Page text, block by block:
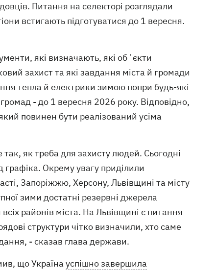
Питання на селекторі розглядали
встигають підготуватися до 1 вересня.
які визначають, які обʼєкти
захист та які завдання міста й громади
тепла й електрики зимою попри будь-які
громад - до 1 вересня 2026 року. Відповідно,
повинен бути реалізований усіма
як треба для захисту людей. Сьогодні
графіка. Окрему увагу приділили
Запоріжжю, Херсону, Львівщині та місту
зими достатні резервні джерела
районів міста. На Львівщині є питання
структури чітко визначили, хто саме
- сказав глава держави.
що Україна успішно завершила